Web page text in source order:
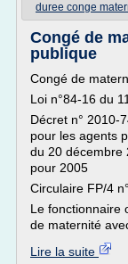
duree conge
Congé de
publique
Congé de
Loi n°84-16 du
Décret n° 2010-
pour les agents
du 20 décembre
pour 2005
Circulaire FP/4
Le fonctionnaire
de maternité
Lire la suite